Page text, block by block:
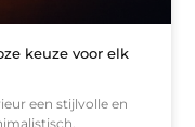
keuze voor elk
een stijlvolle en